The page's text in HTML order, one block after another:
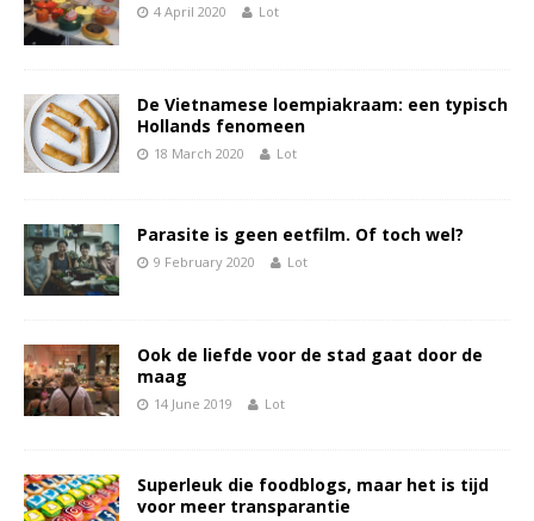
4 April 2020 Lot
De Vietnamese loempiakraam: een typisch
Hollands fenomeen
18 March 2020 Lot
Parasite is geen eetfilm. Of toch wel?
9 February 2020 Lot
Ook de liefde voor de stad gaat door de
maag
14 June 2019 Lot
Superleuk die foodblogs, maar het is tijd
voor meer transparantie